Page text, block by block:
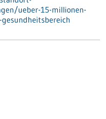
ueber-15-millionen-